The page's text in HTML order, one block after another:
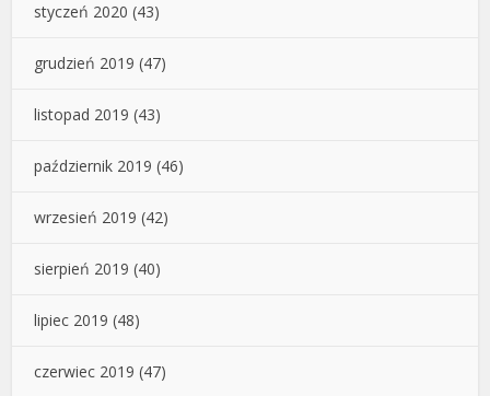
styczeń 2020 (43)
grudzień 2019 (47)
listopad 2019 (43)
październik 2019 (46)
wrzesień 2019 (42)
sierpień 2019 (40)
lipiec 2019 (48)
czerwiec 2019 (47)